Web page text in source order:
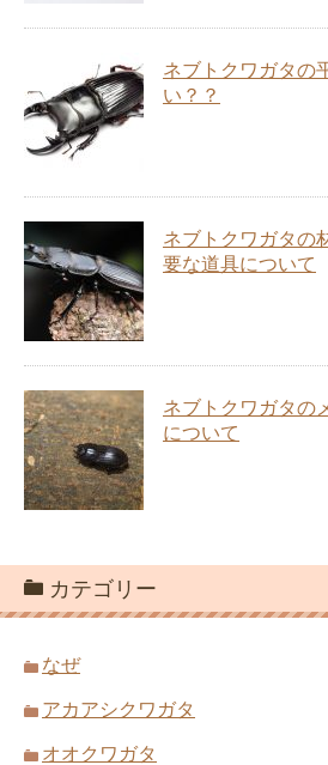
ネブトクワガタの
い？？
ネブトクワガタの
要な道具について
ネブトクワガタの
について
カテゴリー
なぜ
アカアシクワガタ
オオクワガタ